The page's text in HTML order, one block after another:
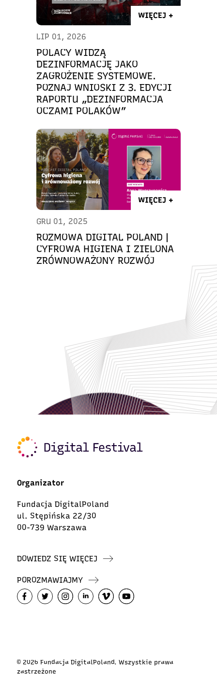
WIĘCEJ +
LIP 01, 2026
POLACY WIDZĄ
DEZINFORMACJĘ JAKO
ZAGROŻENIE SYSTEMOWE.
POZNAJ WNIOSKI Z 3. EDYCJI
RAPORTU „DEZINFORMACJA
OCZAMI POLAKÓW”
WIĘCEJ +
GRU 01, 2025
ROZMOWA DIGITAL POLAND |
CYFROWA HIGIENA I ZIELONA
ZRÓWNOWAŻONY ROZWÓJ
Organizator
Fundacja DigitalPoland
ul. Stępińska 22/30
00-739 Warszawa
DOWIEDZ SIĘ WIĘCEJ
POROZMAWIAJMY
© 2026 Fundacja DigitalPoland. Wszystkie prawa
zastrzeżone